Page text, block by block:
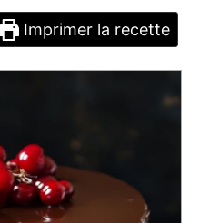
Imprimer la recette